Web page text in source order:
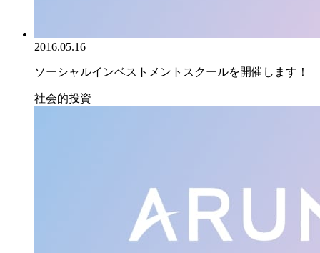
2016.05.16
ソーシャルインベストメントスクールを開催します！
社会的投資